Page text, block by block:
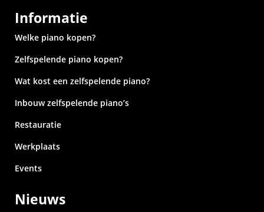
Informatie
Welke piano kopen?
Zelfspelende piano kopen?
Wat kost een zelfspelende piano?
Inbouw zelfspelende piano’s
Restauratie
Werkplaats
Events
Nieuws